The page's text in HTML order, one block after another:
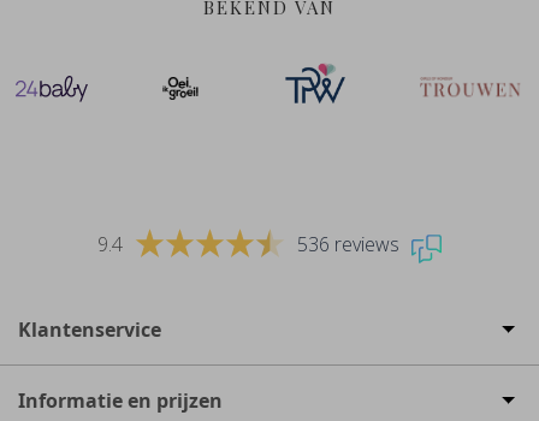
BEKEND VAN
9.4 536 reviews
Klantenservice
Informatie en prijzen